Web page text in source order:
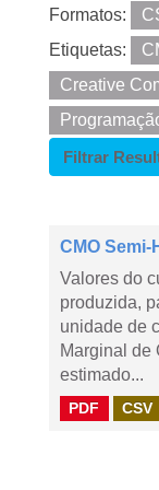
Formatos:
Etiquetas:
Creative
Filtrar
CMO Semi-
Valores do
produzida,
unidade de
Marginal de
estimado...
PDF CSV